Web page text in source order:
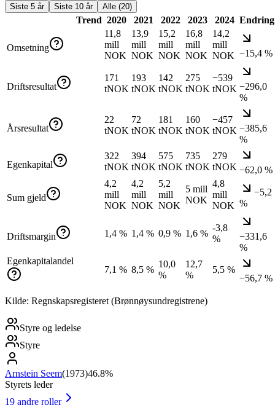
Siste 5 år
Siste 10 år Alle (20)
Trend 2020 2021 2022 2023 2024 Endring
Omsetning
11,8
mill
NOK
13,9
mill
NOK
15,2
mill
NOK
16,8
mill
NOK
14,2
mill
NOK −15,4 %
Driftsresultat
171
tNOK
193
tNOK
142
tNOK
275
tNOK
−539
tNOK −296,0
%
Årsresultat
22
tNOK
72
tNOK
181
tNOK
160
tNOK
−457
tNOK −385,6
%
Egenkapital
322
tNOK
394
tNOK
575
tNOK
735
tNOK
279
tNOK −62,0 %
Sum gjeld
4,2
mill
NOK
4,2
mill
NOK
5,2
mill
NOK
5 mill
NOK
4,8
mill
NOK
−5,2
%
Driftsmargin 1,4 % 1,4 % 0,9 % 1,6 %
-3,8
%
−331,6
%
Egenkapitalandel
7,1 % 8,5 %
10,0
%
12,7
%
5,5 %
−56,7 %
Kilde: Regnskapsregisteret (Brønnøysundregistrene)
Styre og ledelse
Styre
Arnstein Seem(1973)46.8%
Styrets leder
19 andre roller